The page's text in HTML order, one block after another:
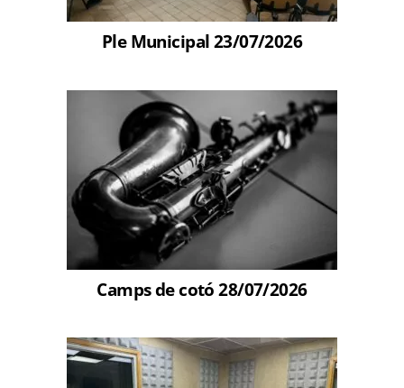
Ple Municipal 23/07/2026
Camps de cotó 28/07/2026